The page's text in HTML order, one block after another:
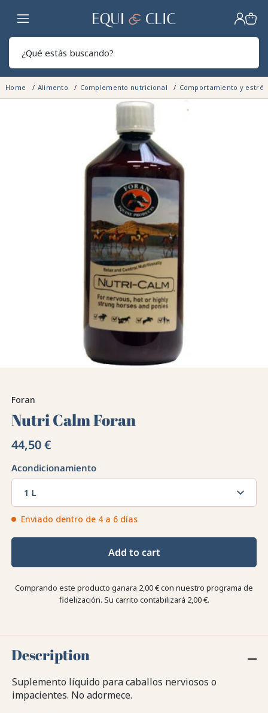
Hogar
Home Alimento Complemento nutricional Comportamiento y
Foran
Nutri Calm Foran
44,50 €
Acondicionamiento
1 L
Enviado dentro de 4 a 6 días
Add to cart
Comprando este producto ganara 2,00 €con nuestro programa de
fidelización. Su carrito contabilizará 2,00 €.
Description
Suplemento líquido para caballos nerviosos o
impacientes. No adormece.